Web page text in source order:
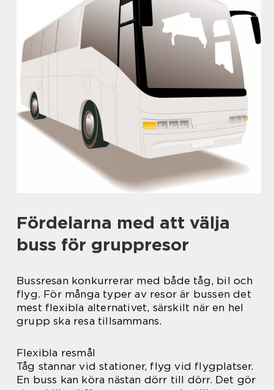
Fördelarna med att välja
buss för gruppresor
Bussresan konkurrerar med både tåg, bil och
flyg. För många typer av resor är bussen det
mest flexibla alternativet, särskilt när en hel
grupp ska resa tillsammans.
Flexibla resmål
Tåg stannar vid stationer, flyg vid flygplatser.
En buss kan köra nästan dörr till dörr. Det gör